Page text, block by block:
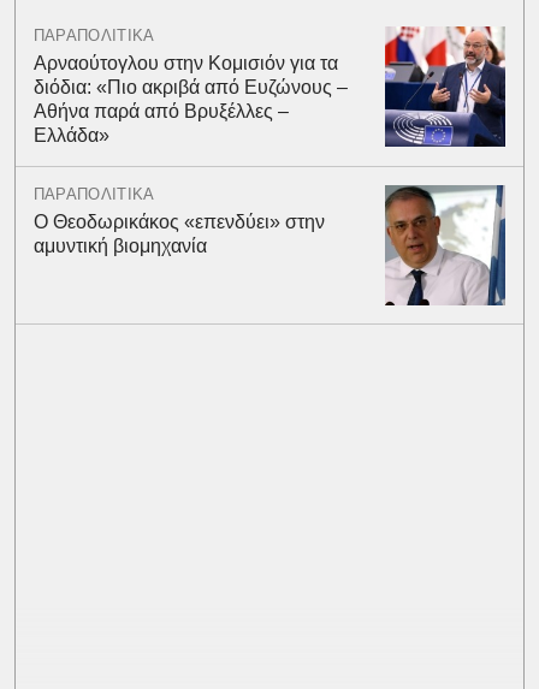
ΠΑΡΑΠΟΛΙΤΙΚΑ
Αρναούτογλου στην Κομισιόν για τα
διόδια: «Πιο ακριβά από Ευζώνους –
Αθήνα παρά από Βρυξέλλες –
Ελλάδα»
ΠΑΡΑΠΟΛΙΤΙΚΑ
O Θεοδωρικάκος «επενδύει» στην
αμυντική βιομηχανία